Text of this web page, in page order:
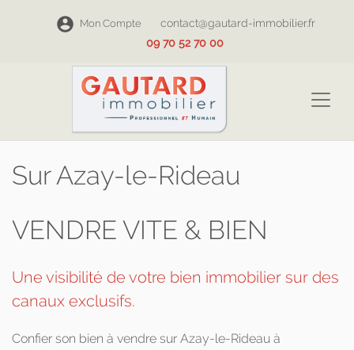
Mon Compte
contact@gautard-immobilier.fr
09 70 52 70 00
Sur Azay-le-Rideau
VENDRE VITE & BIEN
Une visibilité de votre bien immobilier sur des
canaux exclusifs.
Confier son bien à vendre sur Azay-le-Rideau à